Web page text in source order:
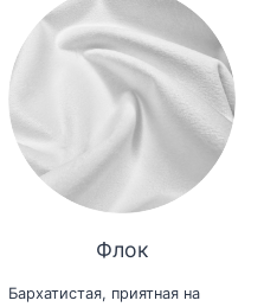
Флок
Бархатистая, приятная на